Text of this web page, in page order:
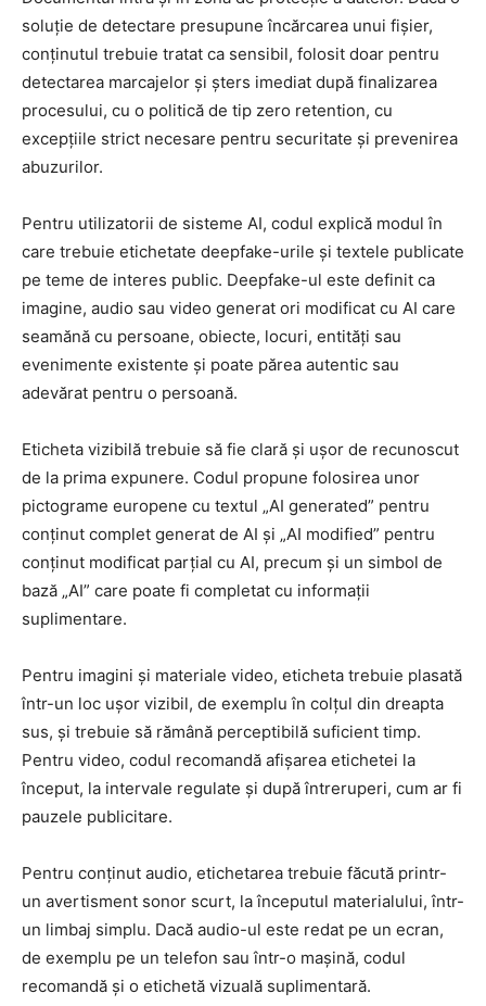
soluție de detectare presupune încărcarea unui fișier,
conținutul trebuie tratat ca sensibil, folosit doar pentru
detectarea marcajelor și șters imediat după finalizarea
procesului, cu o politică de tip zero retention, cu
excepțiile strict necesare pentru securitate și prevenirea
abuzurilor.
Pentru utilizatorii de sisteme AI, codul explică modul în
care trebuie etichetate deepfake-urile și textele publicate
pe teme de interes public. Deepfake-ul este definit ca
imagine, audio sau video generat ori modificat cu AI care
seamănă cu persoane, obiecte, locuri, entități sau
evenimente existente și poate părea autentic sau
adevărat pentru o persoană.
Eticheta vizibilă trebuie să fie clară și ușor de recunoscut
de la prima expunere. Codul propune folosirea unor
pictograme europene cu textul „AI generated” pentru
conținut complet generat de AI și „AI modified” pentru
conținut modificat parțial cu AI, precum și un simbol de
bază „AI” care poate fi completat cu informații
suplimentare.
Pentru imagini și materiale video, eticheta trebuie plasată
într-un loc ușor vizibil, de exemplu în colțul din dreapta
sus, și trebuie să rămână perceptibilă suficient timp.
Pentru video, codul recomandă afișarea etichetei la
început, la intervale regulate și după întreruperi, cum ar fi
pauzele publicitare.
Pentru conținut audio, etichetarea trebuie făcută printr-
un avertisment sonor scurt, la începutul materialului, într-
un limbaj simplu. Dacă audio-ul este redat pe un ecran,
de exemplu pe un telefon sau într-o mașină, codul
recomandă și o etichetă vizuală suplimentară.